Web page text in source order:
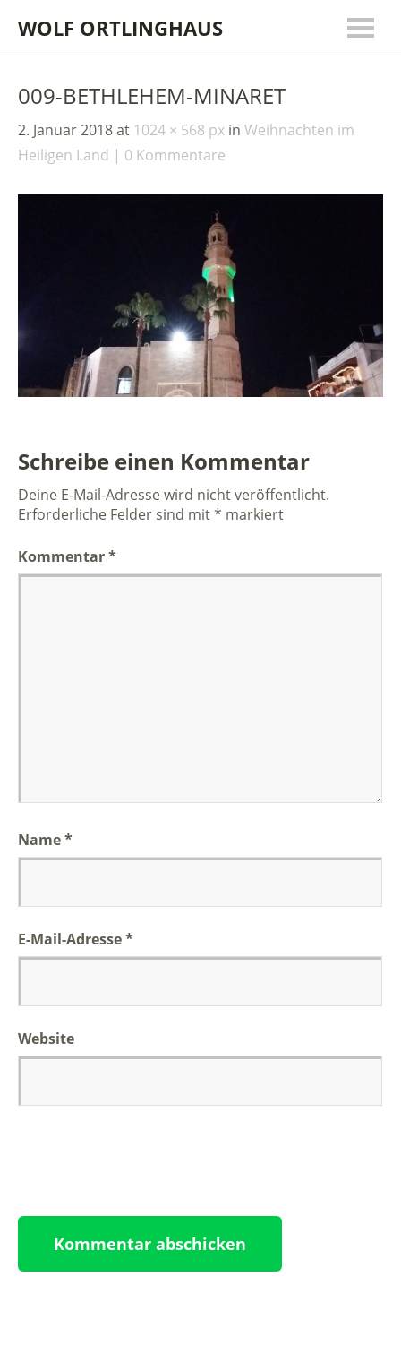
WOLF ORTLINGHAUS
009-BETHLEHEM-MINARET
2. Januar 2018at 1024 × 568 px in Weihnachten im
Heiligen Land
0 Kommentare
Schreibe einen Kommentar
Deine E-Mail-Adresse wird nicht veröffentlicht.
Erforderliche Felder sind mit* markiert
Kommentar*
Name*
E-Mail-Adresse*
Website